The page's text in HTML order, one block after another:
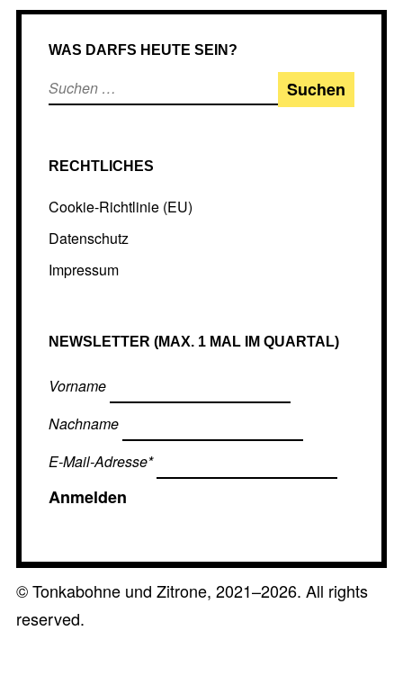
WAS DARFS HEUTE SEIN?
Suchen
nach:
RECHTLICHES
Cookie-Richtlinie (EU)
Datenschutz
Impressum
NEWSLETTER (MAX. 1 MAL IM QUARTAL)
Vorname
Nachname
E-Mail-Adresse*
©Tonkabohne und Zitrone, 2021–2026. All rights
reserved.